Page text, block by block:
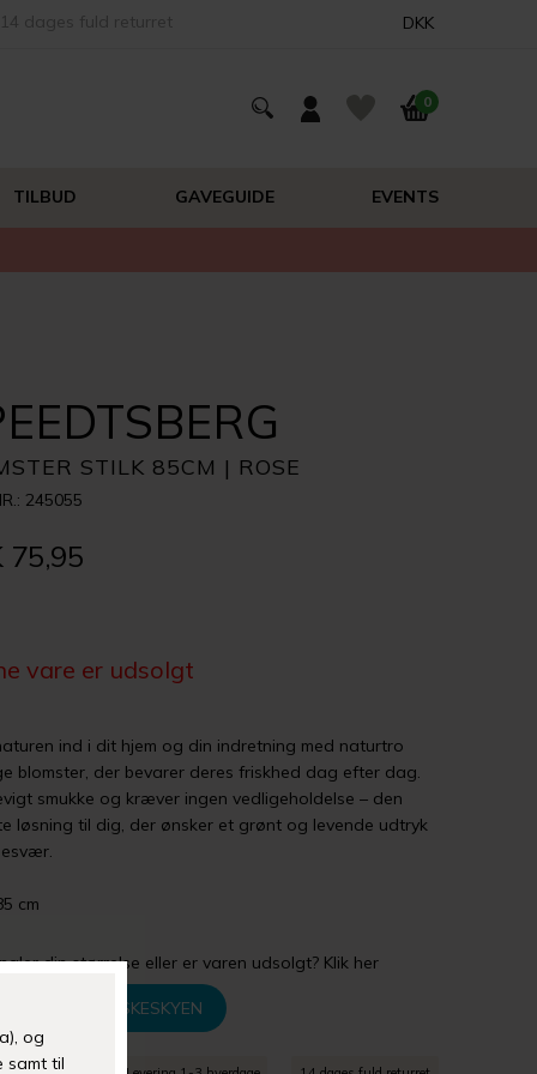
DKK
0
TILBUD GAVEGUIDE EVENTS
STILK 85CM | ROSE
245055
75,95
vare er udsolgt
ind i dit hjem og din indretning med naturtro
blomster, der bevarer deres friskhed dag efter dag.
smukke og kræver ingen vedligeholdelse – den
løsning til dig, der ønsker et grønt og levende udtryk
cm
din størrelse eller er varen udsolgt? Klik her
TILFØJ TIL ØNSKESKYEN